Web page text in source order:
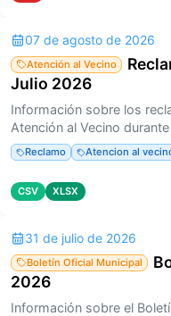
07 de agosto de 2026
Atención al Vecino
Julio 2026
Información sobre los
Atención al Vecino
Reclamo Atencion al
CSV XLSX
31 de julio de 2026
Boletín Oficial Municipal
2026
Información sobre el